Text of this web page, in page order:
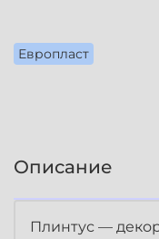
Европласт
Описание
Плинтус —